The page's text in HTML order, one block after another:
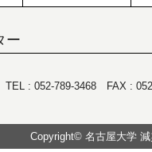
ー
: 052-789-3468 FAX :
Copyright© 名古屋大学